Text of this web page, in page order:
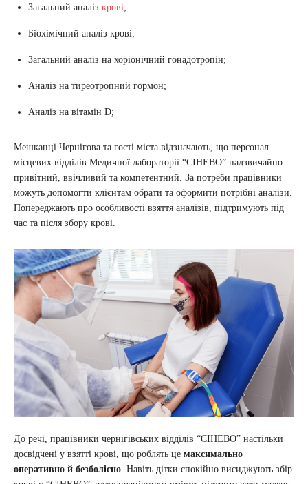
Загальний аналіз крові;
Біохімічний аналіз крові;
Загальний аналіз на хоріонічний гонадотропін;
Аналіз на тиреотропний гормон;
Аналіз на вітамін D;
Мешканці Чернігова та гості міста відзначають, що персонал
місцевих відділів Медичної лабораторії “СІНЕВО” надзвичайно
привітний, ввічливий та компетентний. За потреби працівники
можуть допомогти клієнтам обрати та оформити потрібні аналізи.
Попереджають про особливості взяття аналізів, підтримують під
час та після збору крові.
До речі, працівники чернігівських відділів “СІНЕВО” настільки
досвідчені у взятті крові, що роблять це максимально
оперативно й безболісно. Навіть дітки спокійно висиджують збір